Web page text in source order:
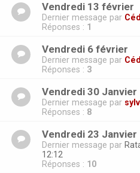
Vendredi 13 février
Dernier message par Céd
Réponses : 1
Vendredi 6 février
Dernier message par Céd
Réponses : 3
Vendredi 30 Janvier
Dernier message par
Réponses : 8
Vendredi 23 Janvier
Dernier message par
12:12
Réponses : 10